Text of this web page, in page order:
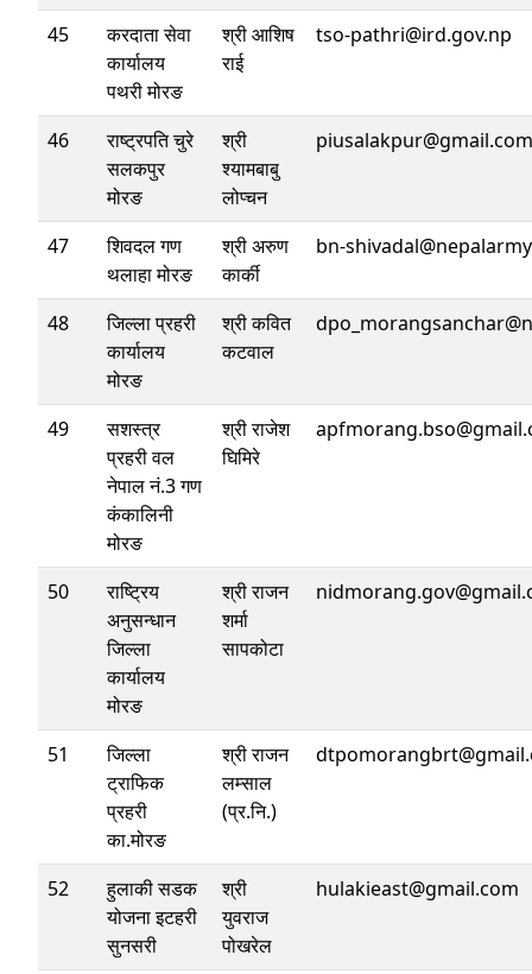
45
करदाता सेवा
कार्यालय
पथरी मोरङ
श्री आशिष
राई
tso-pathri@ird.gov.np
46
राष्ट्रपति चुरे
सलकपुर
मोरङ
श्री
श्यामबाबु
लोप्चन
piusalakpur@gmail.com
47
शिवदल गण
थलाहा मोरङ
श्री अरुण
कार्की
bn-
48
जिल्ला प्रहरी
कार्यालय
मोरङ
श्री कवित
कटवाल
49
सशस्त्र
प्रहरी वल
नेपाल नं.3 गण
कंकालिनी
मोरङ
श्री राजेश
घिमिरे
50
राष्ट्रिय
अनुसन्धान
जिल्ला
कार्यालय
मोरङ
श्री राजन
शर्मा
सापकोटा
51
जिल्ला
ट्राफिक
प्रहरी
का.मोरङ
श्री राजन
लम्साल
(प्र.नि.)
52
हुलाकी सडक
योजना इटहरी
सुनसरी
श्री
युवराज
पोखरेल
hulakieast@gmail.com